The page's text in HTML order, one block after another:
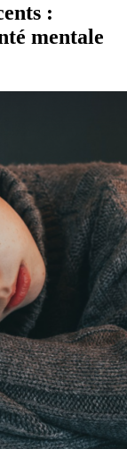
:
mentale